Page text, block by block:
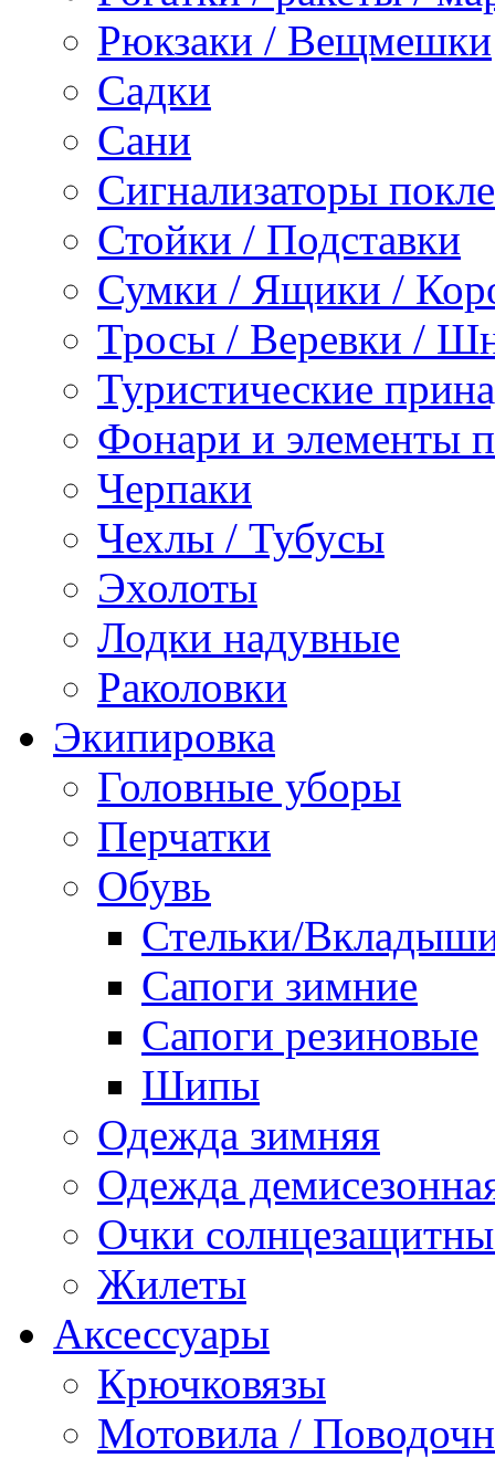
Рюкзаки / Вещмешки
Садки
Сани
Сигнализаторы
Стойки / Подставки
Сумки / Ящики /
Тросы / Веревки /
Туристические
Фонари и элементы
Черпаки
Чехлы / Тубусы
Эхолоты
Лодки надувные
Раколовки
Экипировка
Головные уборы
Перчатки
Обувь
Стельки/
Сапоги зимние
Сапоги резиновые
Шипы
Одежда зимняя
Одежда
Очки
Жилеты
Аксессуары
Крючковязы
Мотовила /